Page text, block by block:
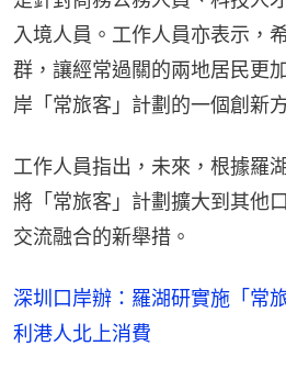
入境人員。工作人員亦表示，
群，讓經常過關的兩地居民更
岸「常旅客」計劃的一個創新
工作人員指出，未來，根據羅
將「常旅客」計劃擴大到其他
交流融合的新舉措。
深圳口岸辦：羅湖研實施「常
利港人北上消費